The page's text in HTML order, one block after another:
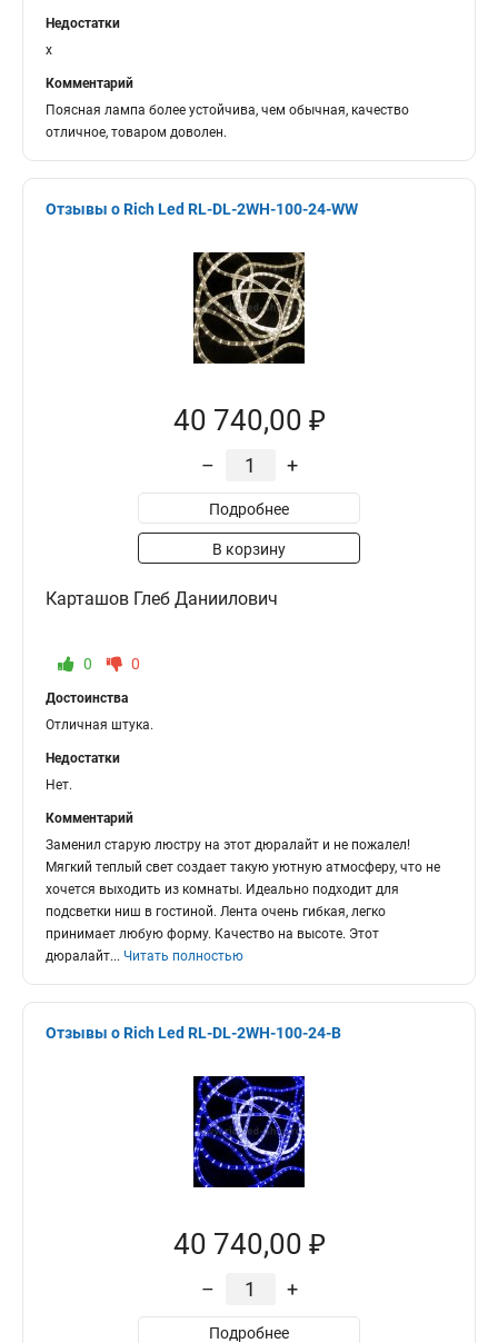
Недостатки
x
Комментарий
Поясная лампа более устойчива, чем обычная, качество
отличное, товаром доволен.
Отзывы о Rich Led RL-DL-2WH-100-24-WW
40 740,00 ₽
– +
Подробнее
В корзину
Карташов Глеб Даниилович
0 0
Достоинства
Отличная штука.
Недостатки
Нет.
Комментарий
Заменил старую люстру на этот дюралайт и не пожалел!
Мягкий теплый свет создает такую уютную атмосферу, что не
хочется выходить из комнаты. Идеально подходит для
подсветки ниш в гостиной. Лента очень гибкая, легко
принимает любую форму. Качество на высоте. Этот
дюралайт... Читать полностью
Отзывы о Rich Led RL-DL-2WH-100-24-B
40 740,00 ₽
– +
Подробнее